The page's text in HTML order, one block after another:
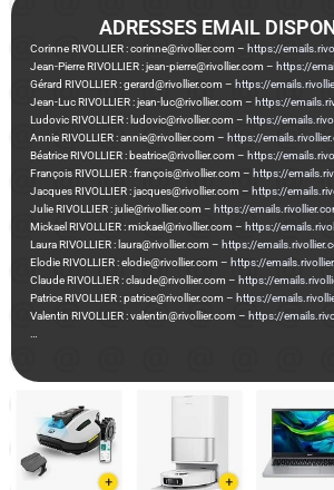
ADRESSES EMAIL
Corinne RIVOLLIER : corinne@rivollier.com – https://
Jean-Pierre RIVOLLIER : jean-pierre@rivollier.com – https://
Gérard RIVOLLIER : gerard@rivollier.com – https://
Jean-Luc RIVOLLIER : jean-luc@rivollier.com – https://
Ludovic RIVOLLIER : ludovic@rivollier.com – https://
Annie RIVOLLIER : annie@rivollier.com – https://
Béatrice RIVOLLIER : beatrice@rivollier.com – https://
François RIVOLLIER : françois@rivollier.com – https://
Jacques RIVOLLIER : jacques@rivollier.com – https://
Julie RIVOLLIER : julie@rivollier.com – https://
Mickael RIVOLLIER : mickael@rivollier.com – https://
Laura RIVOLLIER : laura@rivollier.com – https://
Elodie RIVOLLIER : elodie@rivollier.com – https://
Claude RIVOLLIER : claude@rivollier.com – https://
Patrice RIVOLLIER : patrice@rivollier.com – https://
Valentin RIVOLLIER : valentin@rivollier.com – https://